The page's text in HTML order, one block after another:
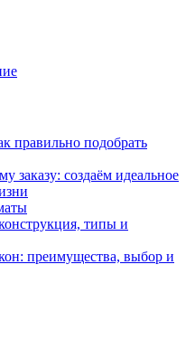
правильно подобрать
заказу: создаём идеальное
типы и
преимущества, выбор и